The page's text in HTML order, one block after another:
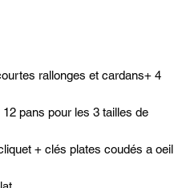
rallonges et cardans+ 4
pans pour les 3 tailles de
+ clés plates coudés a oeil